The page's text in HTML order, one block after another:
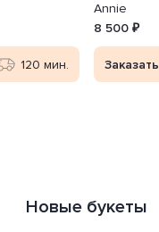
120 мин.
Annie
8 500 ₽
Заказать
Новые букеты